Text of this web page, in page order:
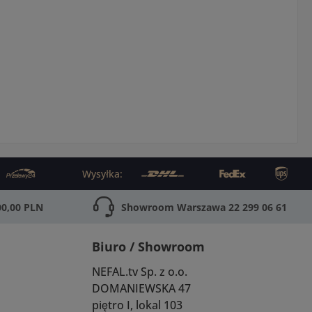
Wysyłka:
PLN Showroom Warszawa 22 299 06 61
Biuro / Showroom
NEFAL.tv Sp. z o.o.
DOMANIEWSKA 47
piętro I, lokal 103